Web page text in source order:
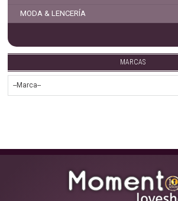
MODA & LENCERÍA
MARCAS